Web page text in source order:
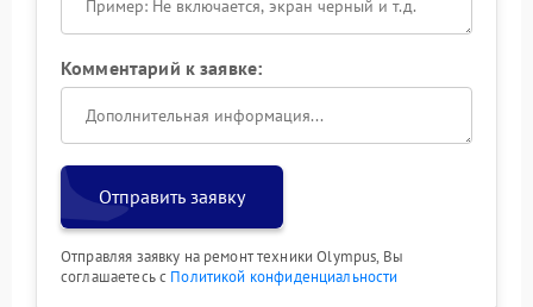
Комментарий к заявке:
Отправить заявку
Отправляя заявку на ремонт техники Olympus, Вы
соглашаетесь с Политикой конфиденциальности